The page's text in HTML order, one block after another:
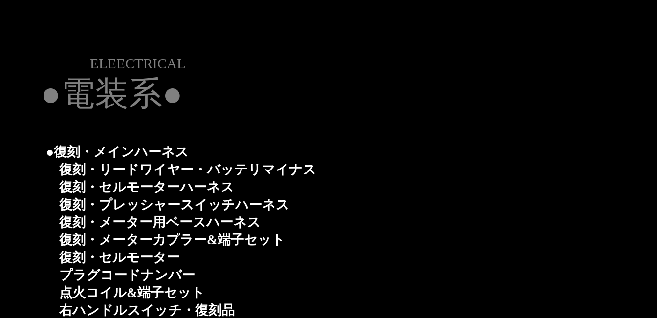
ELEECTRICAL
●電装系●
●復刻・メインハーネス
復刻・リードワイヤー・バッテリマイナス
復刻・セルモーターハーネス
復刻・プレッシャースイッチハーネス
復刻・メーター用ベースハーネス
復刻・メーターカプラー&端子セット
復刻・セルモーター
プラグコードナンバー
点火コイル&端子セット
右ハンドルスイッチ・復刻品